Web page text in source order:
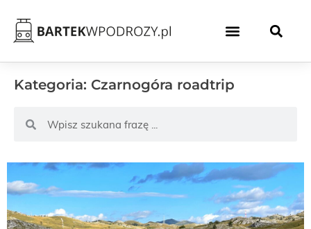
Kategoria: Czarnogóra roadtrip